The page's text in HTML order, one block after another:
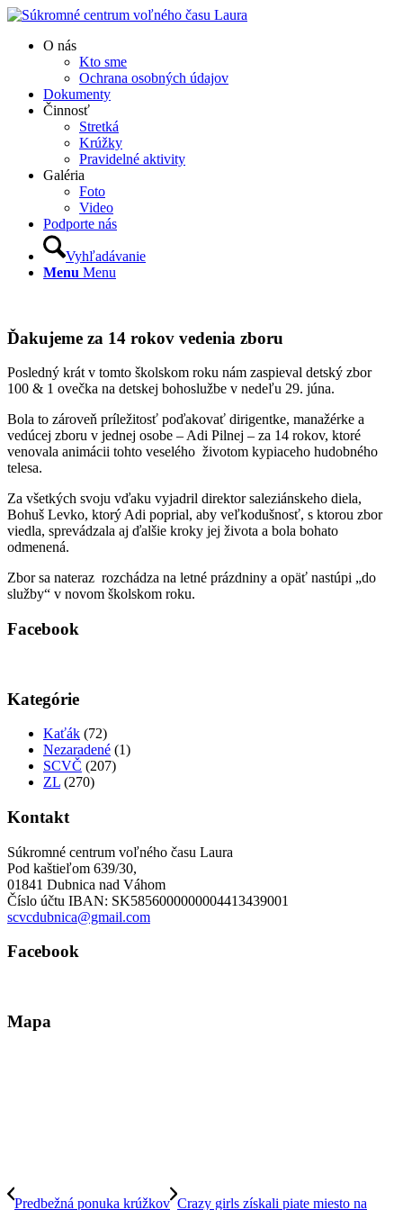
O nás
Kto sme
Ochrana osobných údajov
Dokumenty
Činnosť
Stretká
Krúžky
Pravidelné aktivity
Galéria
Foto
Video
Podporte nás
Vyhľadávanie
Menu Menu
Ďakujeme za 14 rokov vedenia zboru
Posledný krát v tomto školskom roku nám zaspieval detský zbor
100 & 1 ovečka na detskej bohoslužbe v nedeľu 29. júna.
Bola to zároveň príležitosť poďakovať dirigentke, manažérke a
vedúcej zboru v jednej osobe – Adi Pilnej – za 14 rokov, ktoré
venovala animácii tohto veselého životom kypiaceho hudobného
telesa.
Za všetkých svoju vďaku vyjadril direktor saleziánskeho diela,
Bohuš Levko, ktorý Adi poprial, aby veľkodušnosť, s ktorou zbor
viedla, sprevádzala aj ďalšie kroky jej života a bola bohato
odmenená.
Zbor sa nateraz rozchádza na letné prázdniny a opäť nastúpi „do
služby“ v novom školskom roku.
Facebook
Kategórie
Kaťák (72)
Nezaradené (1)
SCVČ (207)
ZL (270)
Kontakt
Súkromné centrum voľného času Laura
Pod kaštieľom 639/30,
01841 Dubnica nad Váhom
Číslo účtu IBAN: SK5856000000004413439001
scvcdubnica@gmail.com
Facebook
Mapa
Predbežná ponuka krúžkov Crazy girls získali piate miesto na